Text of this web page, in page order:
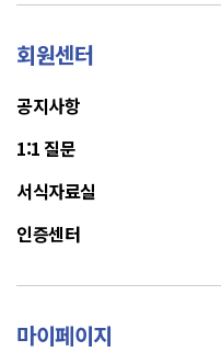
회원센터
공지사항
1:1 질문
서식자료실
인증센터
마이페이지